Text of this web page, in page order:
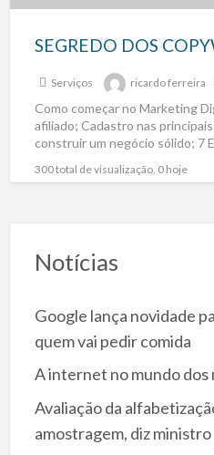
SEGREDO DOS
Serviços ricardo ferreira
Como começar no Marketing
afiliado; Cadastro nas
construir um negócio sólido; 7
300 total de visualização, 0 hoje
Notícias
Google lança novidade
quem vai pedir comida
A internet no mundo dos
Avaliação da
amostragem, diz ministro